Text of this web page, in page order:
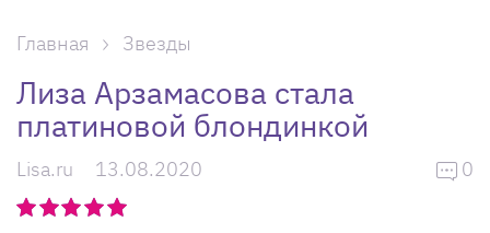
Главная Звезды
Лиза Арзамасова стала
платиновой блондинкой
Lisa.ru 13.08.2020 0